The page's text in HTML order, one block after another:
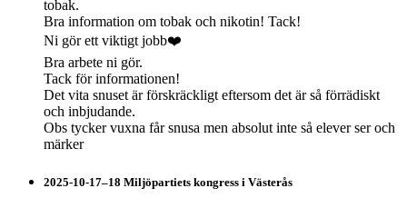
tobak.
Bra information om tobak och nikotin! Tack!
Ni gör ett viktigt jobb❤️
Bra arbete ni gör.
Tack för informationen!
Det vita snuset är förskräckligt eftersom det är så förrädiskt
och inbjudande.
Obs tycker vuxna får snusa men absolut inte så elever ser och
märker
2025-10-17–18 Miljöpartiets kongress i Västerås